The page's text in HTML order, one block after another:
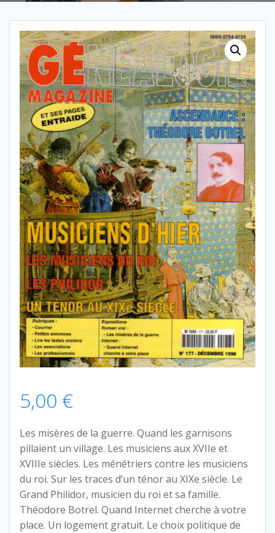
5,00 €
Les misères de la guerre. Quand les garnisons
pillaient un village. Les musiciens aux XVIIe et
XVIIIe siècles. Les ménétriers contre les musiciens
du roi. Sur les traces d’un ténor au XIXe siècle. Le
Grand Philidor, musicien du roi et sa famille.
Théodore Botrel. Quand Internet cherche à votre
place. Un logement gratuit. Le choix politique de